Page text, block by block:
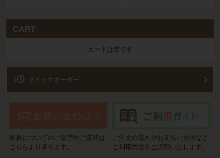
CART
カートは空です
acute クイックオーダー
家具についてのご要望やご質問は
こちらより承ります。
ご注文の流れやお支払い方法など
ご利用方法をご説明いたします。